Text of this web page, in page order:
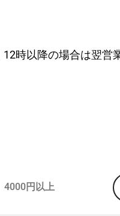
12時以降の場合は翌営
4000円以上